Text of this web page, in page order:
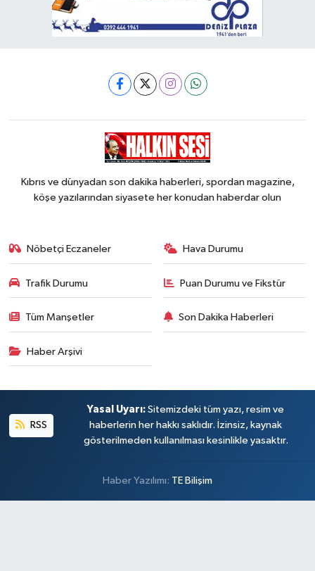
Kıbrıs ve dünyadan son dakika haberleri, spordan magazine,
köşe yazılarından siyasete her konudan haberdar olun
Nöbetçi Eczaneler Hava Durumu
Trafik Durumu Puan Durumu ve Fikstür
Tüm Manşetler Son Dakika Haberleri
Haber Arşivi
RSS
Yasal Uyarı: Sitemizdeki tüm yazı, resim ve
haberlerin her hakkı saklıdır. İzinsiz, kaynak
gösterilmeden kullanılması kesinlikle yasaktır.
Haber Yazılımı: TE Bilişim